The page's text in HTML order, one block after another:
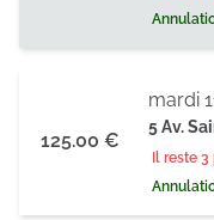
125.00 €
5 Av.
Il reste
mardi